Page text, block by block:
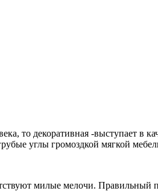
то декоративная -выступает в
углы громоздкой мягкой
милые мелочи. Правильный